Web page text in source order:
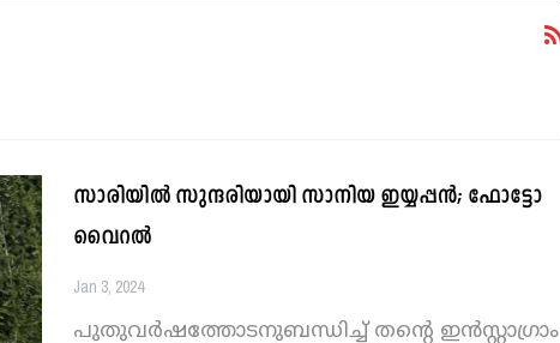
സാരിയിൽ സുന്ദരിയായി സാനിയ ഇയ്യപ്പൻ; ഫോട്ടോ
വൈറൽ
Jan 3, 2024
പുതുവർഷത്തോടനുബന്ധിച്ച് തൻ്റെ ഇൻസ്റ്റാഗ്രാം